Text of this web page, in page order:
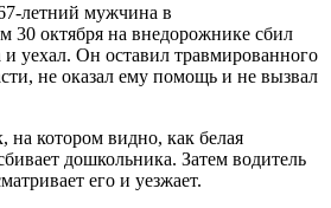
летний мужчина в
30 октября на внедорожнике сбил
и уехал. Он оставил травмированного
не оказал ему помощь и не вызвал
котором видно, как белая
дошкольника. Затем водитель
его и уезжает.